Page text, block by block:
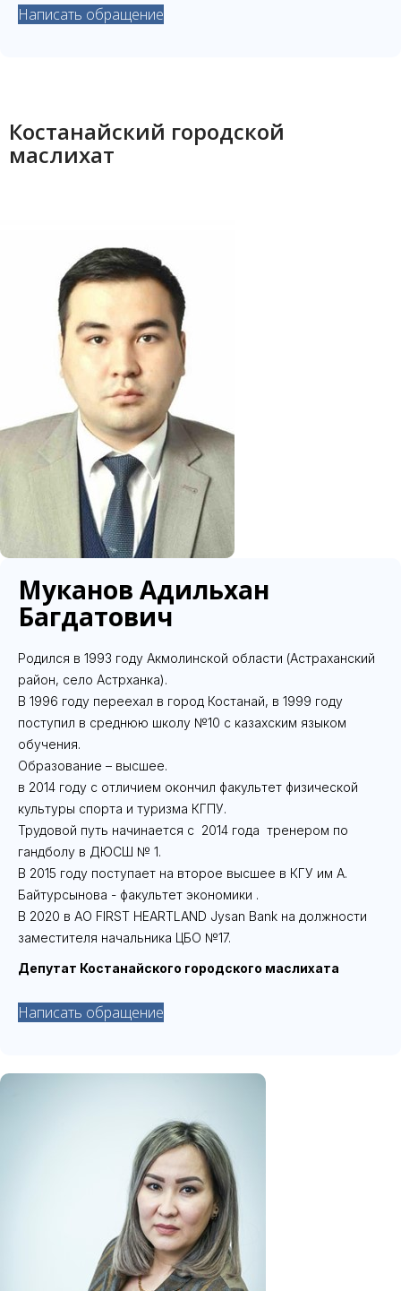
Написать обращение
Костанайский городской
маслихат
Муканов Адильхан
Багдатович
Родился в 1993 году Акмолинской области (Астраханский
район, село Астрханка).
В 1996 году переехал в город Костанай, в 1999 году
поступил в среднюю школу №10 с казахским языком
обучения.
Образование – высшее.
в 2014 году с отличием окончил факультет физической
культуры спорта и туризма КГПУ.
Трудовой путь начинается с 2014 года тренером по
гандболу в ДЮСШ № 1.
В 2015 году поступает на второе высшее в КГУ им А.
Байтурсынова - факультет экономики .
В 2020 в AO FIRST HEARTLAND Jysan Bank на должности
заместителя начальника ЦБО №17.
Депутат Костанайского городского маслихата
Написать обращение